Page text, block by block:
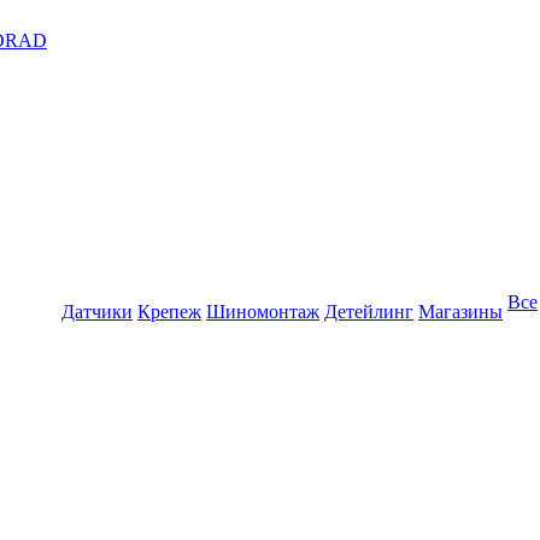
Датчики Крепеж Шиномонтаж Детейлинг Магазины Все